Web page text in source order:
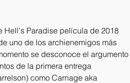
Hell's Paradise película de 2018
uno de los archienemigos más
se desconoce el argumento
de la primera entrega
como Carnage aka